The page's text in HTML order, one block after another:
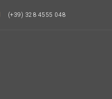
(+39) 328 4555 048